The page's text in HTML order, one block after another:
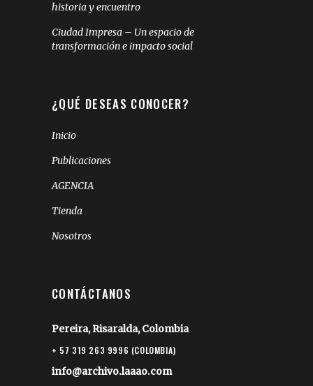
historia y encuentro
Ciudad Impresa – Un espacio de
transformación e impacto social
¿QUÉ DESEAS CONOCER?
Inicio
Publicaciones
AGENCIA
Tienda
Nosotros
CONTÁCTANOS
Pereira, Risaralda, Colombia
+ 57 319 263 9996 (COLOMBIA)
info@archivo.laaao.com